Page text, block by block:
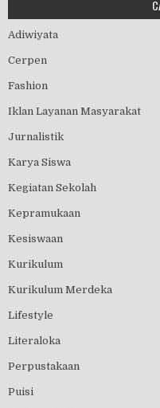
Adiwiyata
Cerpen
Fashion
Iklan Layanan Masyarakat
Jurnalistik
Karya Siswa
Kegiatan Sekolah
Kepramukaan
Kesiswaan
Kurikulum
Kurikulum Merdeka
Lifestyle
Literaloka
Perpustakaan
Puisi